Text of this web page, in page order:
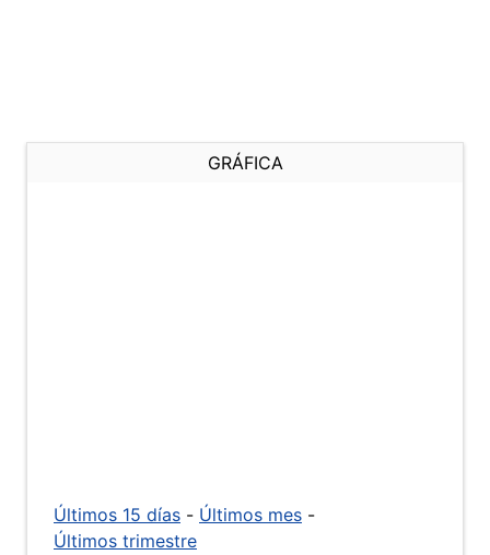
GRÁFICA
Últimos 15 días - Últimos mes -
Últimos trimestre